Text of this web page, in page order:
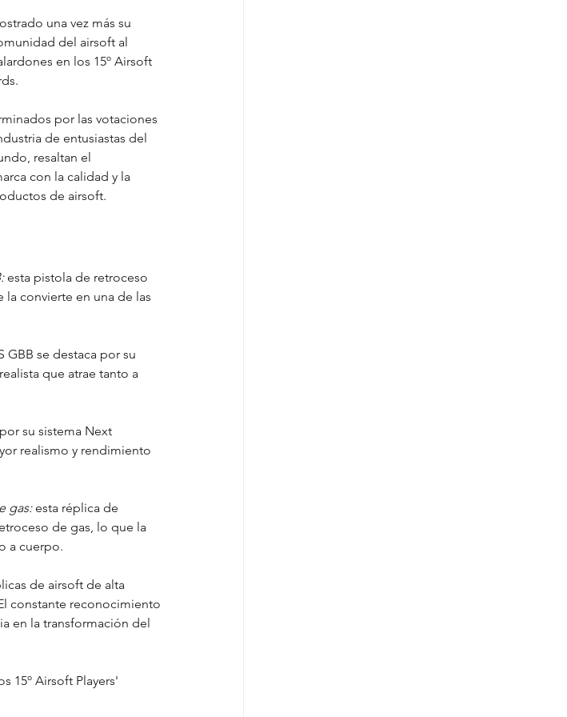
una vez más su
del airsoft al
en los 15º Airsoft
por las votaciones
de entusiastas del
resaltan el
con la calidad y la
de airsoft.
esta pistola de retroceso
convierte en una de las
GBB se destaca por su
que atrae tanto a
su sistema Next
realismo y rendimiento
gas: esta réplica de
de gas, lo que la
a cuerpo.
de airsoft de alta
constante reconocimiento
en la transformación del
15º Airsoft Players'